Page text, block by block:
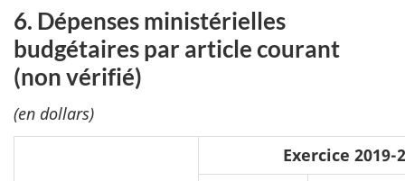
6. Dépenses ministérielles
budgétaires par article courant
(non vérifié)
(en dollars)
Exercice 2019-